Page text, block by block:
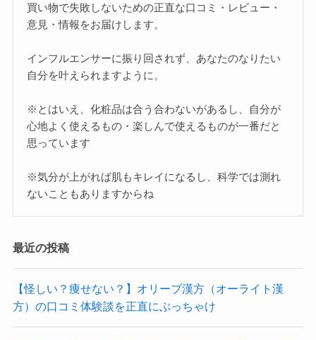
買い物で失敗しないための正直な口コミ・レビュー・
意見・情報をお届けします。
インフルエンサーに振り回されず、あなたのなりたい
自分を叶えられますように。
※とはいえ、化粧品は合う合わないがあるし、自分が
心地よく使えるもの・楽しんで使えるものが一番だと
思っています
※気分が上がれば肌もキレイになるし、科学では測れ
ないこともありますからね
最近の投稿
【怪しい？痩せない？】オリーブ漢方（オーライト漢
方）の口コミ体験談を正直にぶっちゃけ